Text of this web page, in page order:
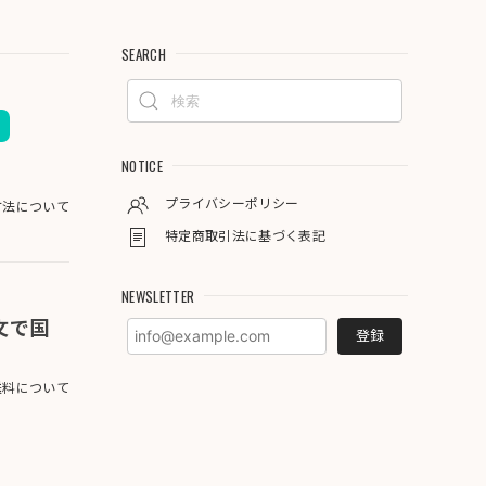
について
で国
料について
SEARCH
NOTICE
プライバシーポリシー
特定商取引法に基づく表記
NEWSLETTER
登録